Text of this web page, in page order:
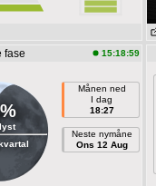
fase 15:18:59
Månen ned
I dag
18:27
Neste nymåne
Ons 12 Aug